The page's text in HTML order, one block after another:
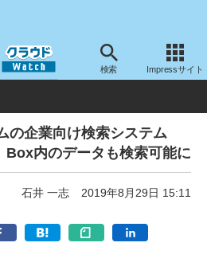
検索 Impressサイト
ソフト ソフトウェア ミドルウェア
の企業向け検索システム
Box内のデータも検索可能に
石井 一志 2019年8月29日 15:11